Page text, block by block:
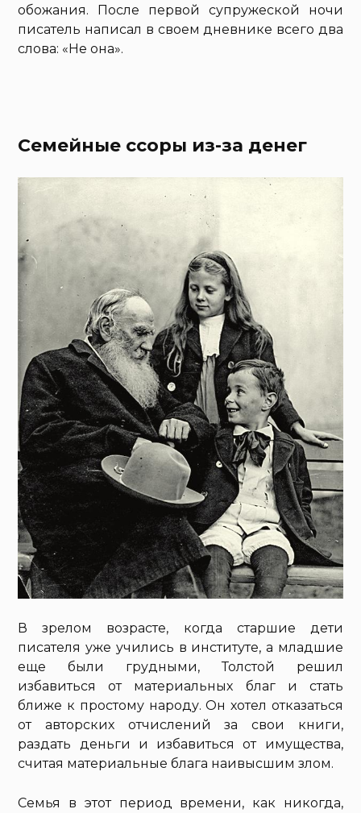
обожания. После первой супружеской ночи
писатель написал в своем дневнике всего два
слова: «Не она».
Семейные ссоры из-за денег
В зрелом возрасте, когда старшие дети
писателя уже учились в институте, а младшие
еще были грудными, Толстой решил
избавиться от материальных благ и стать
ближе к простому народу. Он хотел отказаться
от авторских отчислений за свои книги,
раздать деньги и избавиться от имущества,
считая материальные блага наивысшим злом.
Семья в этот период времени, как никогда,